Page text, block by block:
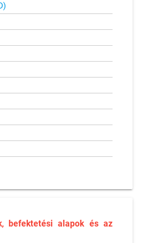
befektetési alapok és az